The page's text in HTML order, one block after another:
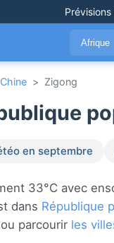
Afrique
> Zigong
en septembre
33°C avec
dans République
parcourir les